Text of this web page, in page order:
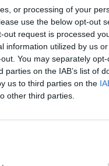
or processing of your
use the below opt-out
request is processed
information utilized by us
You may separately
on the IAB’s list of
us to third parties on the
other third parties.
λογικής που
είναι η πλήρης
σχετικές ρυθμίσεις,
και των
πιάνουν
στα περιφερειακά
ισχύος και
θα πρέπει να